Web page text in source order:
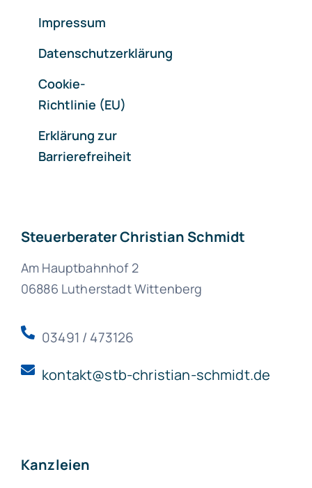
Impressum
Datenschutzerklärung
Cookie-
Richtlinie (EU)
Erklärung zur
Barrierefreiheit
Steuerberater Christian Schmidt
Am Hauptbahnhof 2
06886 Lutherstadt Wittenberg
03491 / 473126
kontakt@stb-christian-schmidt.de
Kanzleien